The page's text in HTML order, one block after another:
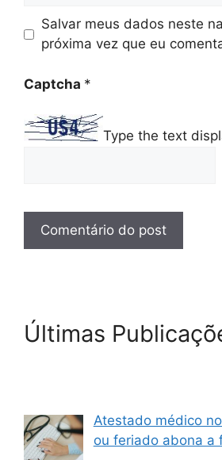
Salvar meus dados neste
próxima vez que eu
Captcha *
Type the text
Últimas
Atestado médico
ou feriado abona a